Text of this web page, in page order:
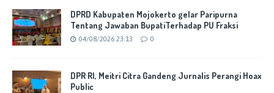
DPRD Kabupaten Mojokerto gelar Paripurna
Tentang Jawaban BupatiTerhadap PU Fraksi
04/08/2026 23:13 0
DPR RI, Meitri Citra Gandeng Jurnalis Perangi Hoax
Public